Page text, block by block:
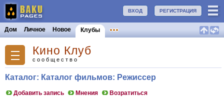
РЕГИСТРАЦИЯ
ВХОД
Дом Личное Новое Клубы
Кино Клуб
сообщество
Каталог: Каталог фильмов: Режиссер
Добавить запись Мнения Возратиться